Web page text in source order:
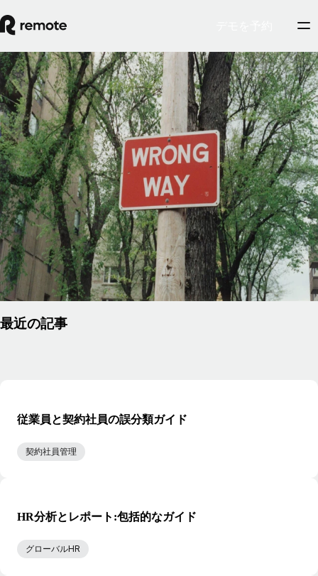
契約社員管理
従業員と契約社員の誤分類ガイド
従業員の誤分類を防ぐには、意図よりも行動が重要です。ある
労働者を従業員として扱えば、企業側がそのような関係を築く
つもりはなかったとして、規制当局もその労働者を従業員とし
て分類する場合があります。
ByPedro Barros
記事を読む
最近の記事
従業員と契約社員の誤分類ガイド
契約社員管理
HR分析とレポート:包括的なガイド
グローバルHR